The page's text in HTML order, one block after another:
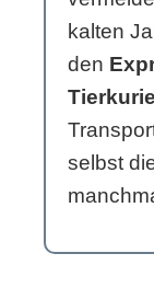
kalten
den
selbst